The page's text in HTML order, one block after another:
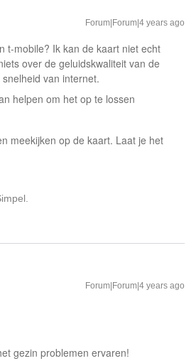
Forum|Forum|4 years ago
t-mobile? Ik kan de kaart niet echt
over de geluidskwaliteit van de
van internet.
helpen om het op te lossen
meekijken op de kaart. Laat je het
Forum|Forum|4 years ago
gezin problemen ervaren!